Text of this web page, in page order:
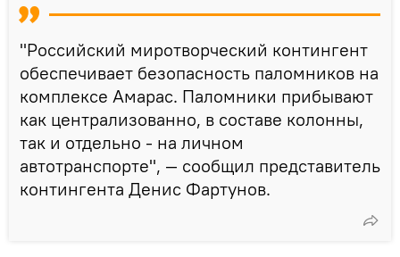
"Российский миротворческий контингент
обеспечивает безопасность паломников на
комплексе Амарас. Паломники прибывают
как централизованно, в составе колонны,
так и отдельно - на личном
автотранспорте", — сообщил представитель
контингента Денис Фартунов.